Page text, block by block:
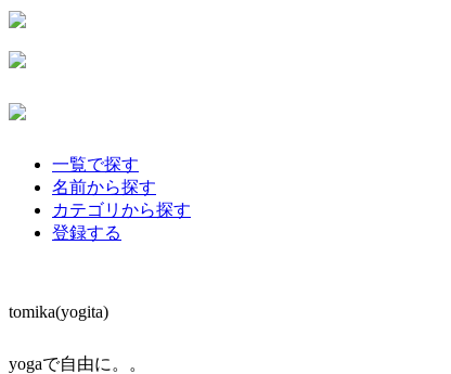
一覧で探す
名前から探す
カテゴリから探す
登録する
tomika(yogita)
yogaで自由に。。